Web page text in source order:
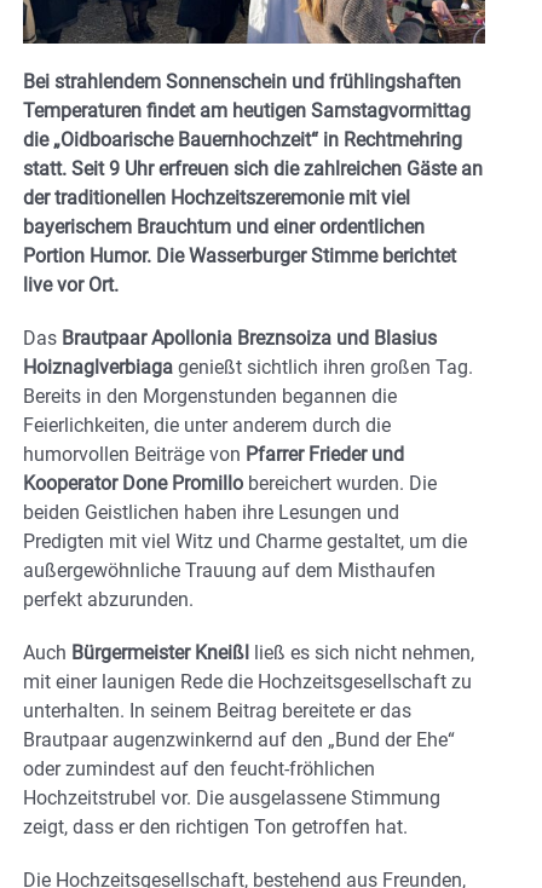
Bei strahlendem Sonnenschein und frühlingshaften
Temperaturen findet am heutigen Samstagvormittag
die „Oidboarische Bauernhochzeit“ in Rechtmehring
statt. Seit 9 Uhr erfreuen sich die zahlreichen Gäste an
der traditionellen Hochzeitszeremonie mit viel
bayerischem Brauchtum und einer ordentlichen
Portion Humor. Die Wasserburger Stimme berichtet
live vor Ort.
Das Brautpaar Apollonia Breznsoiza und Blasius
Hoiznaglverbiaga genießt sichtlich ihren großen Tag.
Bereits in den Morgenstunden begannen die
Feierlichkeiten, die unter anderem durch die
humorvollen Beiträge von Pfarrer Frieder und
Kooperator Done Promillo bereichert wurden. Die
beiden Geistlichen haben ihre Lesungen und
Predigten mit viel Witz und Charme gestaltet, um die
außergewöhnliche Trauung auf dem Misthaufen
perfekt abzurunden.
Auch Bürgermeister Kneißl ließ es sich nicht nehmen,
mit einer launigen Rede die Hochzeitsgesellschaft zu
unterhalten. In seinem Beitrag bereitete er das
Brautpaar augenzwinkernd auf den „Bund der Ehe“
oder zumindest auf den feucht-fröhlichen
Hochzeitstrubel vor. Die ausgelassene Stimmung
zeigt, dass er den richtigen Ton getroffen hat.
Die Hochzeitsgesellschaft, bestehend aus Freunden,